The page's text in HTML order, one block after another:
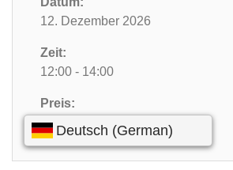
12. Dezember 2026
Zeit:
12:00 - 14:00
Preis:
Kostenlos